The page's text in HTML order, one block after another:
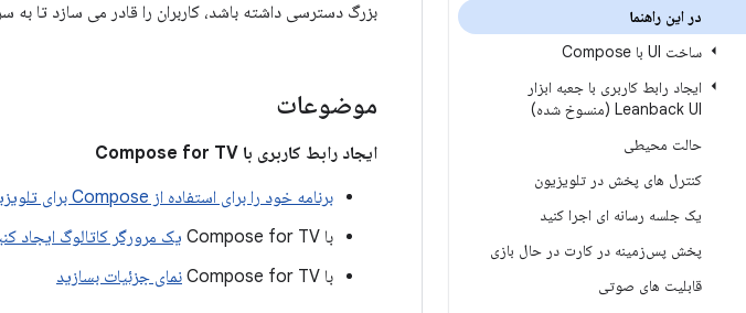
در این راهنما
ساخت UI با Compose
ایجاد رابط کاربری با جعبه ابزار
Leanback UI (منسوخ شده)
حالت محیطی
کنترل های پخش در تلویزیون
یک جلسه رسانه ای اجرا کنید
پخش پس‌زمینه در کارت در حال بازی
قابلیت های صوتی
بزرگ دسترسی داشته باشد، کاربران را قادر می سازد تا
موضوعات
ایجاد رابط کاربری با Compose for TV
برنامه خود را برای استفاده از Compose برای تلویزیون پیکربندی کنید
با Compose for TV
یک مرورگر کاتالوگ ایجاد
با Compose for TV
نمای جزئیات بسازید